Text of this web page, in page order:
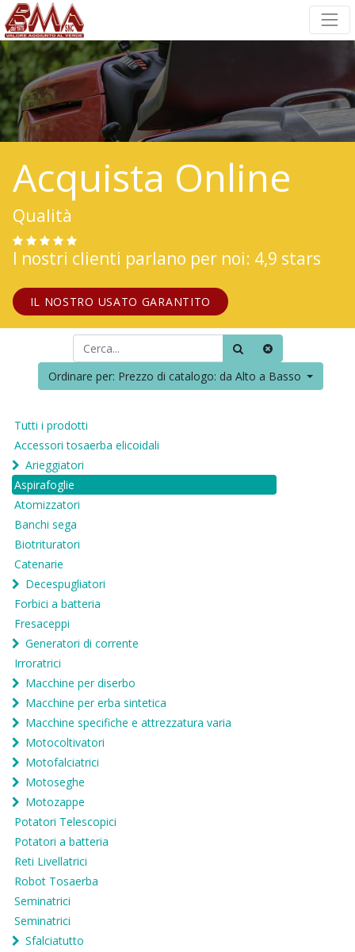
Acquista Online
Qualità
I nostri clienti parlano per noi: 4,9 stars
IL NOSTRO USATO GARANTITO
Ordinare per: Prezzo di catalogo: da Alto a Basso
Tutti i prodotti
Accessori tosaerba elicoidali
Arieggiatori
Aspirafoglie
Atomizzatori
Banchi sega
Biotrituratori
Catenarie
Decespugliatori
Forbici a batteria
Fresaceppi
Generatori di corrente
Irroratrici
Macchine per diserbo
Macchine per erba sintetica
Macchine specifiche e attrezzatura varia
Motocoltivatori
Motofalciatrici
Motoseghe
Motozappe
Potatori Telescopici
Potatori a batteria
Reti Livellatrici
Robot Tosaerba
Seminatrici
Seminatrici
Sfalciatutto